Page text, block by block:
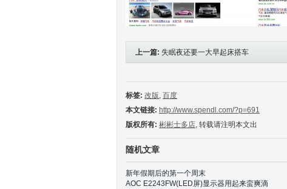
上一篇: 失眠夜还要一大早起床搭车
标签: 改版, 百度
本文链接: http://www.spendl.com/?p=691
版权所有: 彬彬士多店, 转载请注明本文出
随机文章
新年假期后的第一个周末
AOC E2243FW(LED屏)显示器用起来蛮爽滴